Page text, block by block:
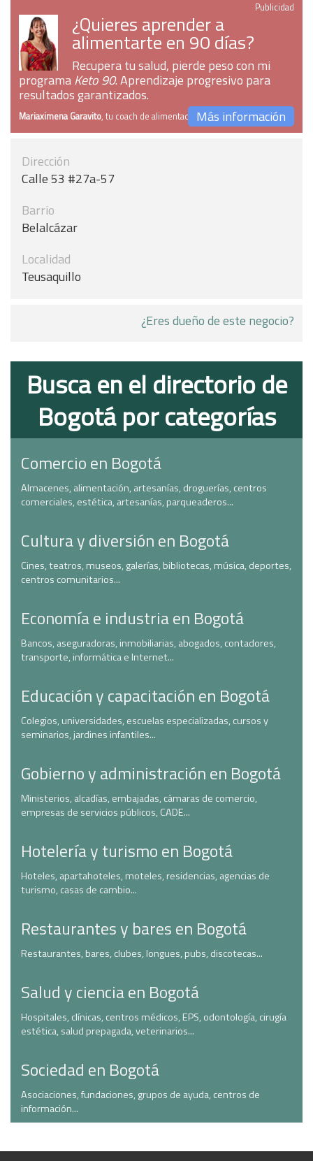
Publicidad
¿Quieres aprender a
alimentarte en 90 días?
Recupera tu salud, pierde peso con mi
programaKeto 90. Aprendizaje progresivo para
resultados garantizados.
Mariaximena Garavito, tu coach de alimentaciónMás información
Dirección
Calle 53 #27a-57
Barrio
Belalcázar
Localidad
Teusaquillo
¿Eres dueño de este negocio?
Busca en el directorio de
Bogotá por categorías
Comercio en Bogotá
Almacenes, alimentación, artesanías, droguerías, centros
comerciales, estética, artesanías, parqueaderos...
Cultura y diversión en Bogotá
Cines, teatros, museos, galerías, bibliotecas, música, deportes,
centros comunitarios...
Economía e industria en Bogotá
Bancos, aseguradoras, inmobiliarias, abogados, contadores,
transporte, informática e Internet...
Educación y capacitación en Bogotá
Colegios, universidades, escuelas especializadas, cursos y
seminarios, jardines infantiles...
Gobierno y administración en Bogotá
Ministerios, alcadías, embajadas, cámaras de comercio,
empresas de servicios públicos, CADE...
Hotelería y turismo en Bogotá
Hoteles, apartahoteles, moteles, residencias, agencias de
turismo, casas de cambio...
Restaurantes y bares en Bogotá
Restaurantes, bares, clubes, longues, pubs, discotecas...
Salud y ciencia en Bogotá
Hospitales, clínicas, centros médicos, EPS, odontología, cirugía
estética, salud prepagada, veterinarios...
Sociedad en Bogotá
Asociaciones, fundaciones, grupos de ayuda, centros de
información...